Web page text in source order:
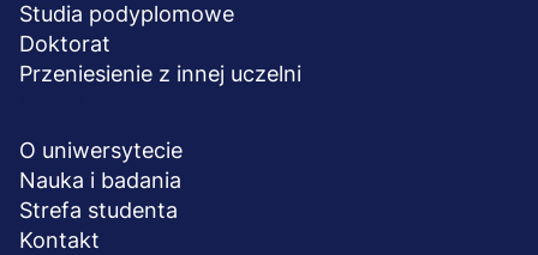
Studia podyplomowe
Doktorat
Przeniesienie z innej uczelni
O uniwersytecie
Nauka i badania
Strefa studenta
Kontakt